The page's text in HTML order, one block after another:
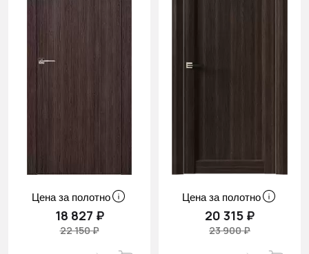
Цена за полотно
18 827 ₽
22 150 ₽
Цена за полотно
20 315 ₽
23 900 ₽